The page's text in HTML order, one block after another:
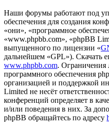
Наши форумы работают под
обеспечения для создания
«они», «программное
«www.phpbb.com», «phpBB
выпущенного по лицензии «
дальнейшем «GPL»). Скачать
www.phpbb.com. Ограничения
программного обеспечения
организацией и поддержкой
Limited не несёт
конференций определяет в
и/или поведения в них. За
phpBB обращайтесь по адресу